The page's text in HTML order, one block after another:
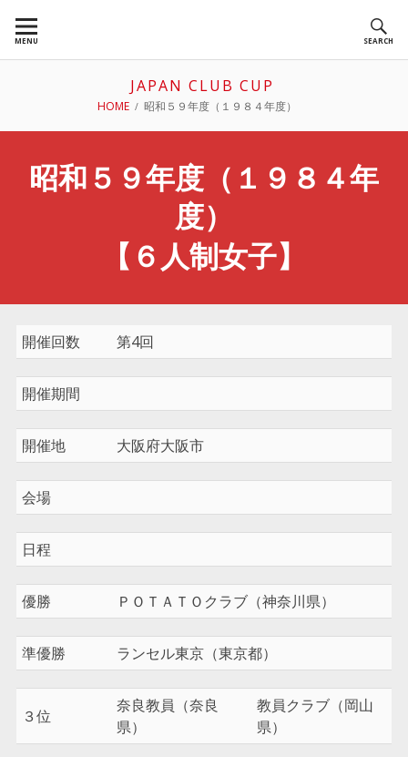
MENU SEARCH
JAPAN CLUB CUP
BREADCRUMBS
HOME 昭和５９年度（１９８４年度）
昭和５９年度（１９８４年
度）
【６人制女子】
開催回数 第4回
開催期間
開催地 大阪府大阪市
会場
日程
優勝 ＰＯＴＡＴＯクラブ（神奈川県）
準優勝 ランセル東京（東京都）
３位
奈良教員（奈良
県）
教員クラブ（岡山
県）